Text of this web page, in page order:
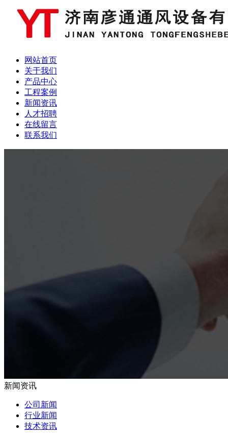
网站首页
关于我们
产品中心
工程案例
新闻资讯
人才招聘
在线留言
联系我们
新闻资讯
公司新闻
行业新闻
技术资讯